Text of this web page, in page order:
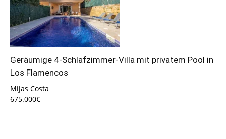
Geräumige 4-Schlafzimmer-Villa mit privatem Pool in
Los Flamencos
Mijas Costa
675.000€